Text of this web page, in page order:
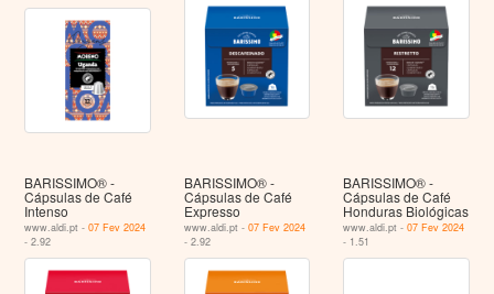
BARISSIMO® -
Cápsulas de Café
Intenso
www.aldi.pt -07 Fev 2024
- 2.92
BARISSIMO® -
Cápsulas de Café
Expresso
www.aldi.pt - 07 Fev 2024
- 2.92
BARISSIMO® -
Cápsulas de Café
Honduras Biológicas
www.aldi.pt -07 Fev 2024
- 1.51